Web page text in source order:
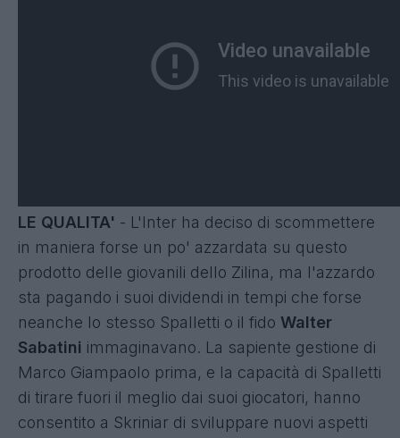
LE QUALITA' - L'Inter ha deciso di scommettere
in maniera forse un po' azzardata su questo
prodotto delle giovanili dello Zilina, ma l'azzardo
sta pagando i suoi dividendi in tempi che forse
neanche lo stesso Spalletti o il fido Walter
Sabatini immaginavano. La sapiente gestione di
Marco Giampaolo prima, e la capacità di Spalletti
di tirare fuori il meglio dai suoi giocatori, hanno
consentito a Skriniar di sviluppare nuovi aspetti